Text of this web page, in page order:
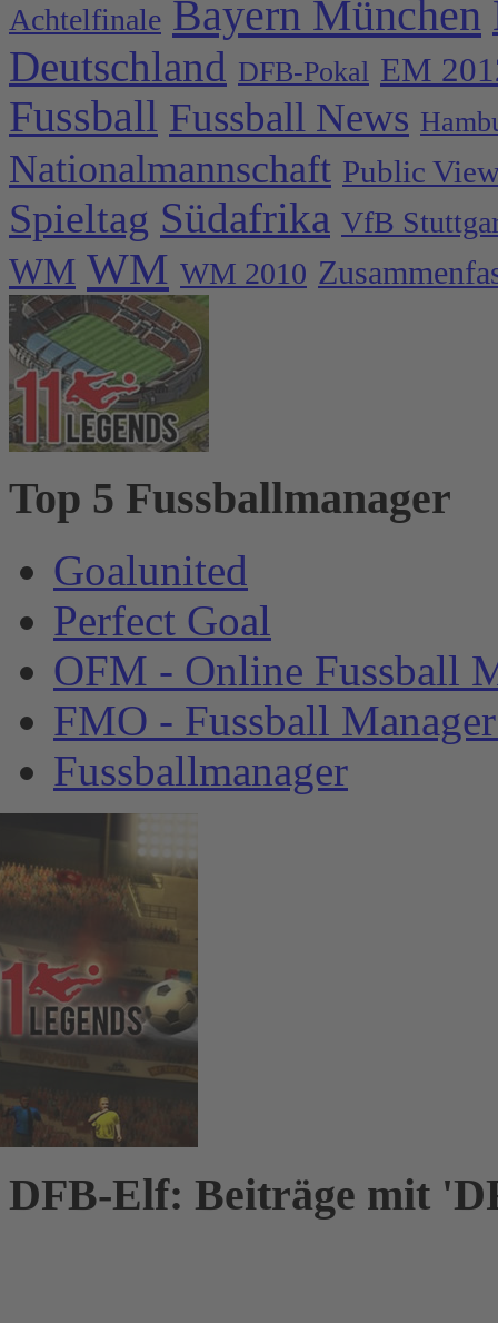
Achtelfinale Bayern München
Deutschland DFB-Pokal EM
Fussball Fussball News
Nationalmannschaft Public
Spieltag Südafrika VfB
WM WM WM 2010
Top 5 Fussballmanager
Goalunited
Perfect Goal
OFM - Online Fussball
FMO - Fussball
Fussballmanager
DFB-Elf: Beiträge mit